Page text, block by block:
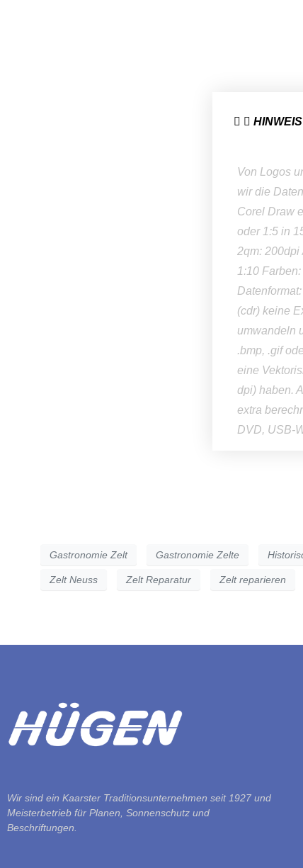
Von Logos
wir die
Corel Draw
oder 1:5 in
2qm: 200dpi
1:10
(cdr) keine
umwandeln
.bmp, .gif
eine
dpi) haben.
extra
DVD, USB-
Gastronomie Zelt Gastronomie Zelte
Zelt Neuss Zelt Reparatur Zelt reparieren
Wir sind ein Kaarster Traditionsunternehmen seit 1927 und
Meisterbetrieb für Planen, Sonnenschutz und
Beschriftungen.